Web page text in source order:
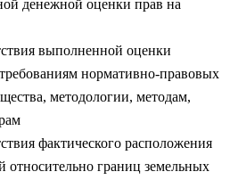
денежной оценки прав на
выполненной оценки
нормативно-правовых
методологии, методам,
фактического расположения
относительно границ земельных